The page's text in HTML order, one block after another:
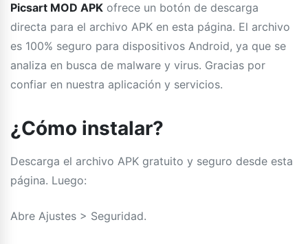
Picsart MOD APK ofrece un botón de descarga
directa para el archivo APK en esta página. El archivo
es 100% seguro para dispositivos Android, ya que se
analiza en busca de malware y virus. Gracias por
confiar en nuestra aplicación y servicios.
¿Cómo instalar?
Descarga el archivo APK gratuito y seguro desde esta
página. Luego:
Abre Ajustes > Seguridad.